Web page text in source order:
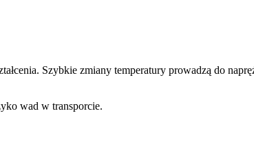
Szybkie zmiany temperatury prowadzą do
wad w transporcie.